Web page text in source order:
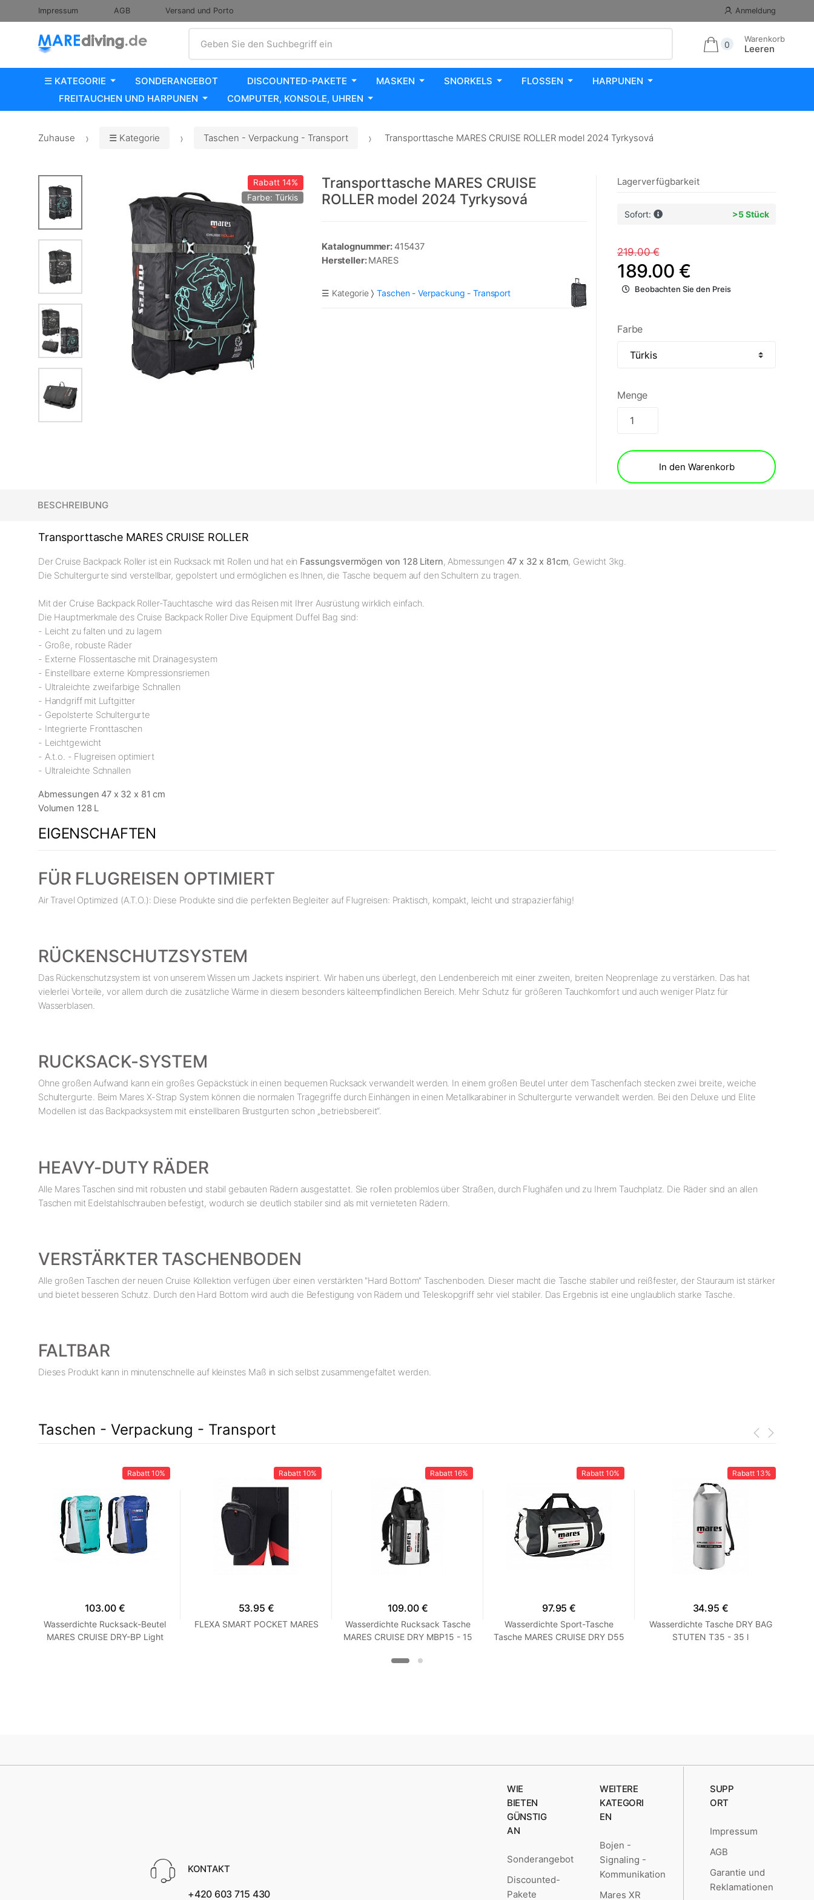
Impressum AGB Versand und Porto Anmeldung
Geben Sie den Suchbegriff ein
0
Warenkorb
Leeren
☰ KATEGORIE SONDERANGEBOT DISCOUNTED-PAKETE MASKEN SNORKELS FLOSSEN
HARPUNEN
FREITAUCHEN UND HARPUNEN
COMPUTER, KONSOLE, UHREN
Zuhause ☰ Kategorie Taschen - Verpackung - Transport Transporttasche MARES CRUISE ROLLER model 2024 Tyrkysová
Rabatt14%
Farbe: Türkis
Transporttasche MARES CRUISE
ROLLER model 2024 Tyrkysová
Katalognummer: 415437
Hersteller:MARES
☰ Kategorie Taschen - Verpackung - Transport
Lagerverfügbarkeit
Sofort: >5 Stück
219.00 €
189.00 €
Beobachten Sie den Preis
Farbe
Menge
In den Warenkorb
BESCHREIBUNG
Transporttasche MARES CRUISE ROLLER
Der Cruise Backpack Roller ist ein Rucksack mit Rollen und hat ein Fassungsvermögen von 128 Litern, Abmessungen 47 x 32 x 81cm, Gewicht 3kg.
Die Schultergurte sind verstellbar, gepolstert und ermöglichen es Ihnen, die Tasche bequem auf den Schultern zu tragen.
Mit der Cruise Backpack Roller-Tauchtasche wird das Reisen mit Ihrer Ausrüstung wirklich einfach.
Die Hauptmerkmale des Cruise Backpack Roller Dive Equipment Duffel Bag sind:
- Leicht zu falten und zu lagern
- Große, robuste Räder
- Externe Flossentasche mit Drainagesystem
- Einstellbare externe Kompressionsriemen
- Ultraleichte zweifarbige Schnallen
- Handgriff mit Luftgitter
- Gepolsterte Schultergurte
- Integrierte Fronttaschen
- Leichtgewicht
- A.t.o. - Flugreisen optimiert
- Ultraleichte Schnallen
Abmessungen 47 x 32 x 81 cm
Volumen 128 L
EIGENSCHAFTEN
FÜR FLUGREISEN OPTIMIERT
Air Travel Optimized (A.T.O.): Diese Produkte sind die perfekten Begleiter auf Flugreisen: Praktisch, kompakt, leicht und strapazierfähig!
RÜCKENSCHUTZSYSTEM
Das Rückenschutzsystem ist von unserem Wissen um Jackets inspiriert. Wir haben uns überlegt, den Lendenbereich mit einer zweiten, breiten Neoprenlage zu verstärken. Das hat
vielerlei Vorteile, vor allem durch die zusätzliche Wärme in diesem besonders kälteempfindlichen Bereich. Mehr Schutz für größeren Tauchkomfort und auch weniger Platz für
Wasserblasen.
RUCKSACK-SYSTEM
Ohne großen Aufwand kann ein großes Gepäckstück in einen bequemen Rucksack verwandelt werden. In einem großen Beutel unter dem Taschenfach stecken zwei breite, weiche
Schultergurte. Beim Mares X-Strap System können die normalen Tragegriffe durch Einhängen in einen Metallkarabiner in Schultergurte verwandelt werden. Bei den Deluxe und Elite
Modellen ist das Backpacksystem mit einstellbaren Brustgurten schon „betriebsbereit“.
HEAVY-DUTY RÄDER
Alle Mares Taschen sind mit robusten und stabil gebauten Rädern ausgestattet. Sie rollen problemlos über Straßen, durch Flughäfen und zu Ihrem Tauchplatz. Die Räder sind an allen
Taschen mit Edelstahlschrauben befestigt, wodurch sie deutlich stabiler sind als mit vernieteten Rädern.
VERSTÄRKTER TASCHENBODEN
Alle großen Taschen der neuen Cruise Kollektion verfügen über einen verstärkten "Hard Bottom" Taschenboden. Dieser macht die Tasche stabiler und reißfester, der Stauraum ist stärker
und bietet besseren Schutz. Durch den Hard Bottom wird auch die Befestigung von Rädern und Teleskopgriff sehr viel stabiler. Das Ergebnis ist eine unglaublich starke Tasche.
FALTBAR
Dieses Produkt kann in minutenschnelle auf kleinstes Maß in sich selbst zusammengefaltet werden.
Taschen - Verpackung - Transport
Rabatt 10%
103.00 €
Wasserdichte Rucksack-Beutel
MARES CRUISE DRY-BP Light
Rabatt 10%
53.95 €
FLEXA SMART POCKET MARES
Rabatt 16%
109.00 €
Wasserdichte Rucksack Tasche
MARES CRUISE DRY MBP15 - 15
Rabatt 10%
97.95 €
Wasserdichte Sport-Tasche
Tasche MARES CRUISE DRY D55
Rabatt 13%
34.95 €
Wasserdichte Tasche DRY BAG
STUTEN T35 - 35 l
KONTAKT
+420 603 715 430
WIE
BIETEN
GÜNSTIG
AN
Sonderangebot
Discounted-
Pakete
WEITERE
KATEGORI
EN
Bojen -
Signaling -
Kommunikation
Mares XR
SUPP
ORT
Impressum
AGB
Garantie und
Reklamationen